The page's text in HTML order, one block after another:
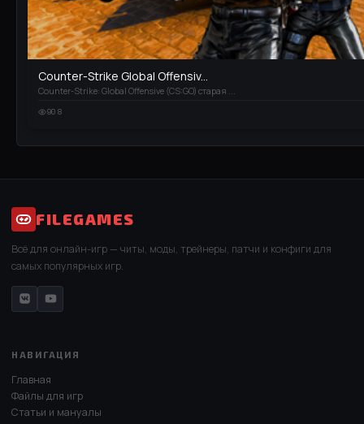
Counter-Strike Global Offensiv...
Counter-Strike: Global Offensive (CS:GO) старая ...
908
FILEGAMES
Всё для онлайн-игр — читы, моды, трейнеры, патчи и конфиги для
самых популярных игр.
НАВИГАЦИЯ
Главная
Файлы для игр
Статьи и мануалы